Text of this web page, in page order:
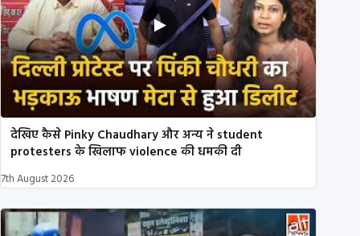
देखिए कैसे Pinky Chaudhary और अन्य ने student
protesters के खिलाफ violence की धमकी दी
7th August 2026